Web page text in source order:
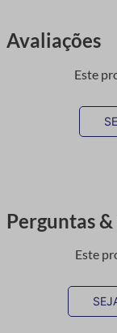
Avaliações
Este
Perguntas
Este